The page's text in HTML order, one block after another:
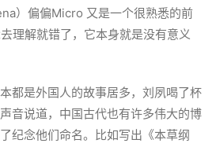
）偏偏Micro 又是一个很熟悉的前
理解就错了，它本身就是没有意义
都是外国人的故事居多，刘夙喝了杯
音说道，中国古代也有许多伟大的博
纪念他们命名。比如写出《本草纲